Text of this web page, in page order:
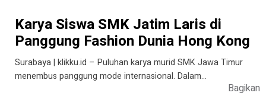
Karya Siswa SMK Jatim Laris di
Panggung Fashion Dunia Hong Kong
Surabaya | klikku.id – Puluhan karya murid SMK Jawa Timur
menembus panggung mode internasional. Dalam…
Bagikan